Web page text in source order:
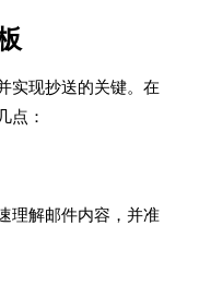
实现抄送的关键。在
点：
理解邮件内容，并准